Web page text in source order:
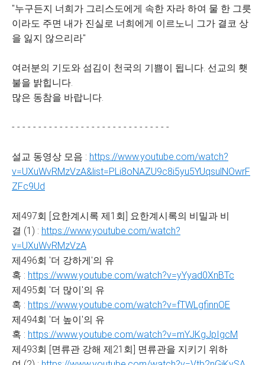
"누구든지 너희가 그리스도에게 속한 자라 하여 물 한 그릇
이라도 주면 내가 진실로 너희에게 이르노니 그가 결코 상
을 잃지 않으리라"
여러분의 기도와 섬김이 천국의 기쁨이 됩니다. 선교의 횃
불을 밝힙니다.
많은 동참을 바랍니다.
- - - - - - - - - - - - - - - - - - - - - - - - - - - - - -
설교 동영상 모음 : https://www.youtube.com/watch?
v=UXuWvRMzVzA&list=PLi8oNAZU9c8i5yu5YUqsulNOwrF
ZFc9Ud
제497회 [요한계시록 제1회] 요한계시록의 비밀과 비
결 (1) : https://www.youtube.com/watch?
v=UXuWvRMzVzA
제496회 '더 강하게'의 유
혹 : https://www.youtube.com/watch?v=yYyad0XnBTc
제495회 '더 많이'의 유
혹 : https://www.youtube.com/watch?v=fTWLgfinnOE
제494회 '더 높이'의 유
혹 : https://www.youtube.com/watch?v=mYJKgJpIgcM
제493회 [면류관 강해 제21회] 면류관을 지키기 위하